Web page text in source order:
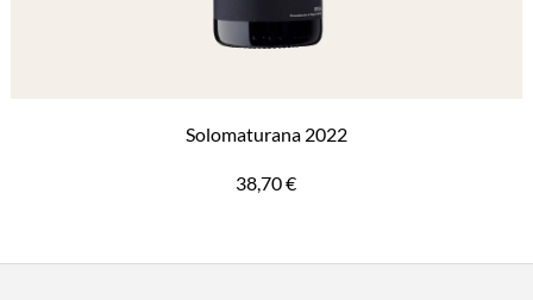
Solomaturana 2022
38,70€